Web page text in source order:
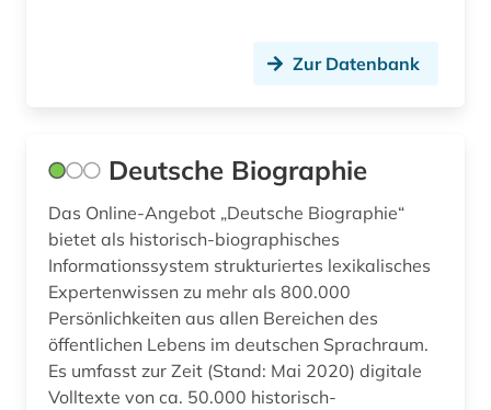
belgien (2)
belletristik (1)
belzyze (1)
benin (1)
bergman (1)
berlin (5)
Jugoslawien (1)
Liechtenstein (4)
Luxemburg (1)
Mecklenburg-Vorpommern (2)
Mittelamerika (2)
Zur Datenbank
Deutsche Biographie
Das Online-Angebot „Deutsche Biographie“
bietet als historisch-biographisches
Informationssystem strukturiertes lexikalisches
Expertenwissen zu mehr als 800.000
Persönlichkeiten aus allen Bereichen des
öffentlichen Lebens im deutschen Sprachraum.
Es umfasst zur Zeit (Stand: Mai 2020) digitale
Volltexte von ca. 50.000 historisch-